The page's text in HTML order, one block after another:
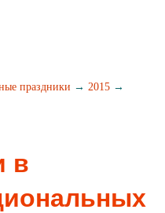
праздники → 2015 →
в